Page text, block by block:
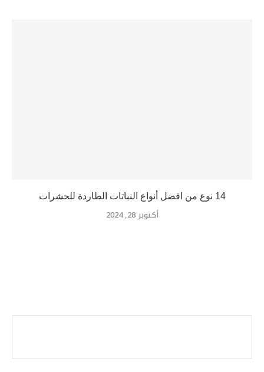
14 نوع من افضل أنواع النباتات الطاردة للحشرات
أكتوبر 28, 2024